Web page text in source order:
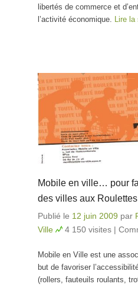
libertés de commerce et
l’activité économique. Lire
Mobile en ville… pour
des villes aux Roulettes
Publié le 12 juin 2009 par
Ville
4 150 visites |
Mobile en Ville est une
but de favoriser
(rollers, fauteuils roulants,